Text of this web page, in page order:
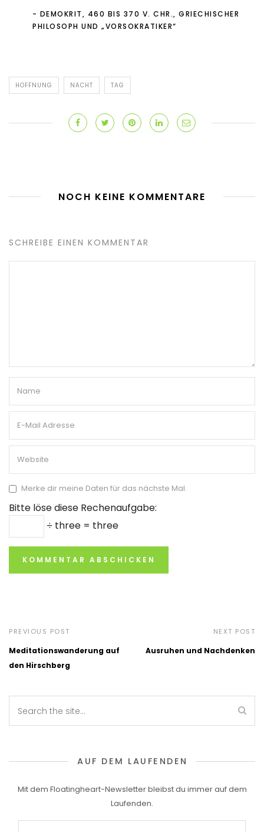
DEMOKRIT, 460 BIS 370 V. CHR., GRIECHISCHER
PHILOSOPH UND „VORSOKRATIKER“
HOFFNUNG NACHT TAG
NOCH KEINE KOMMENTARE
SCHREIBE EINEN KOMMENTAR
Merke dir meine Daten für das nächste Mal.
Bitte löse diese Rechenaufgabe:
÷ three = three
PREVIOUS POST
Meditationswanderung auf
den Hirschberg
NEXT POST
Ausruhen und Nachdenken
AUF DEM LAUFENDEN
Mit dem Floatingheart-Newsletter bleibst du immer auf dem
Laufenden.